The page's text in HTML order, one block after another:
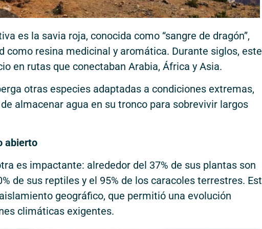
es la savia roja, conocida como “sangre de dragón”,
como resina medicinal y aromática. Durante siglos, este
en rutas que conectaban Arabia, África y Asia.
otras especies adaptadas a condiciones extremas,
almacenar agua en su tronco para sobrevivir largos
abierto
es impactante: alrededor del 37% de sus plantas son
de sus reptiles y el 95% de los caracoles terrestres.
geográfico, que permitió una evolución
climáticas exigentes.